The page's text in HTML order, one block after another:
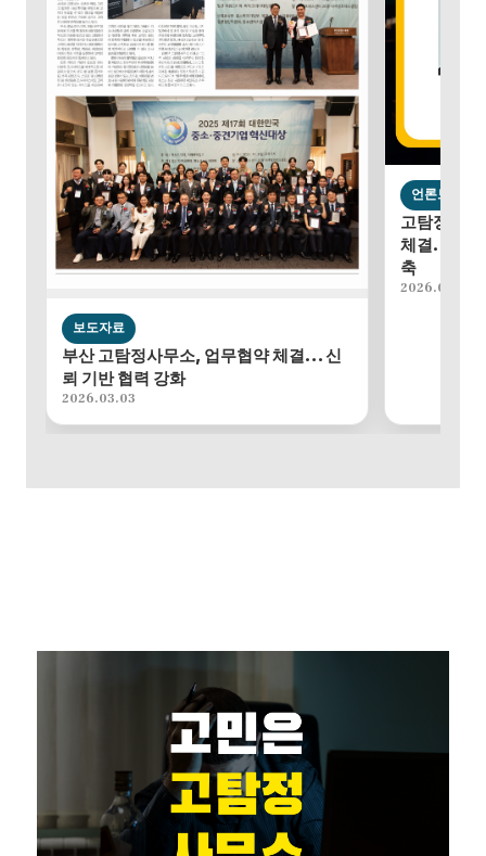
보도자료
부산 고탐정사무소, 업무협약 체결… 신
뢰 기반 협력 강화
2026.03.03
언론보도
고탐정사
체결…조사
축
2026.02.18